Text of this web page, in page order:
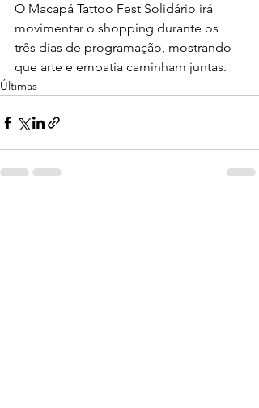
O Macapá Tattoo Fest Solidário irá
movimentar o shopping durante os
três dias de programação, mostrando
que arte e empatia caminham juntas.
Últimas